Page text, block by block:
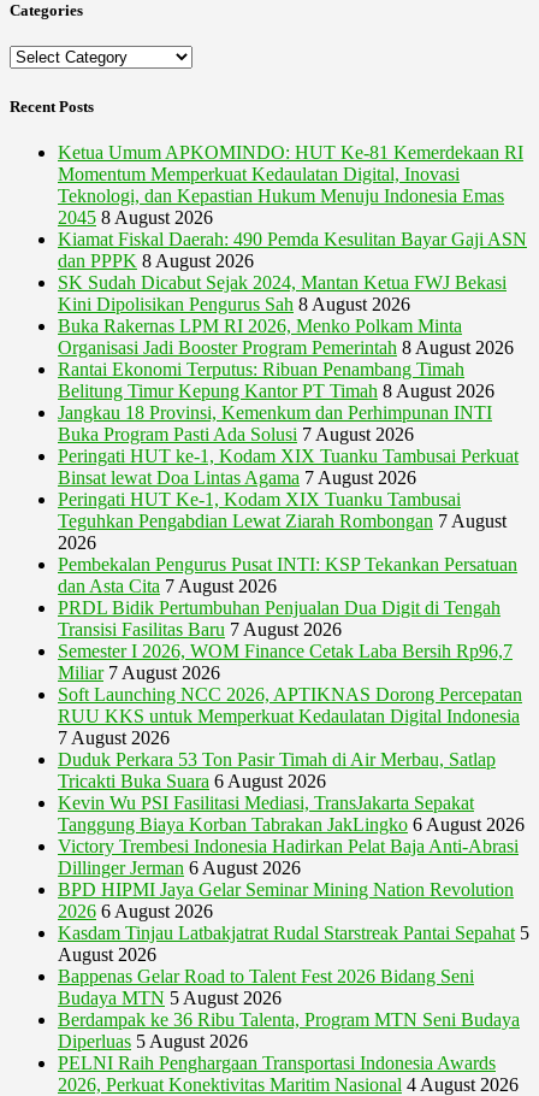
Categories
Categories
Recent Posts
Ketua Umum APKOMINDO: HUT Ke-81 Kemerdekaan RI
Momentum Memperkuat Kedaulatan Digital, Inovasi
Teknologi, dan Kepastian Hukum Menuju Indonesia Emas
2045 8 August 2026
Kiamat Fiskal Daerah: 490 Pemda Kesulitan Bayar Gaji ASN
dan PPPK 8 August 2026
SK Sudah Dicabut Sejak 2024, Mantan Ketua FWJ Bekasi
Kini Dipolisikan Pengurus Sah 8 August 2026
Buka Rakernas LPM RI 2026, Menko Polkam Minta
Organisasi Jadi Booster Program Pemerintah 8 August 2026
Rantai Ekonomi Terputus: Ribuan Penambang Timah
Belitung Timur Kepung Kantor PT Timah 8 August 2026
Jangkau 18 Provinsi, Kemenkum dan Perhimpunan INTI
Buka Program Pasti Ada Solusi 7 August 2026
Peringati HUT ke-1, Kodam XIX Tuanku Tambusai Perkuat
Binsat lewat Doa Lintas Agama 7 August 2026
Peringati HUT Ke-1, Kodam XIX Tuanku Tambusai
Teguhkan Pengabdian Lewat Ziarah Rombongan 7 August
2026
Pembekalan Pengurus Pusat INTI: KSP Tekankan Persatuan
dan Asta Cita 7 August 2026
PRDL Bidik Pertumbuhan Penjualan Dua Digit di Tengah
Transisi Fasilitas Baru 7 August 2026
Semester I 2026, WOM Finance Cetak Laba Bersih Rp96,7
Miliar 7 August 2026
Soft Launching NCC 2026, APTIKNAS Dorong Percepatan
RUU KKS untuk Memperkuat Kedaulatan Digital Indonesia
7 August 2026
Duduk Perkara 53 Ton Pasir Timah di Air Merbau, Satlap
Tricakti Buka Suara 6 August 2026
Kevin Wu PSI Fasilitasi Mediasi, TransJakarta Sepakat
Tanggung Biaya Korban Tabrakan JakLingko 6 August 2026
Victory Trembesi Indonesia Hadirkan Pelat Baja Anti-Abrasi
Dillinger Jerman 6 August 2026
BPD HIPMI Jaya Gelar Seminar Mining Nation Revolution
2026 6 August 2026
Kasdam Tinjau Latbakjatrat Rudal Starstreak Pantai Sepahat 5
August 2026
Bappenas Gelar Road to Talent Fest 2026 Bidang Seni
Budaya MTN 5 August 2026
Berdampak ke 36 Ribu Talenta, Program MTN Seni Budaya
Diperluas 5 August 2026
PELNI Raih Penghargaan Transportasi Indonesia Awards
2026, Perkuat Konektivitas Maritim Nasional 4 August 2026